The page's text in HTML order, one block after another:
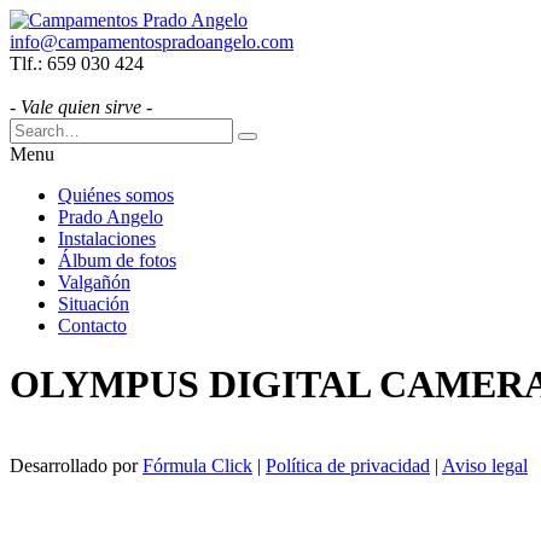
info@campamentospradoangelo.com
Tlf.: 659 030 424
- Vale quien sirve -
Menu
Quiénes somos
Prado Angelo
Instalaciones
Álbum de fotos
Valgañón
Situación
Contacto
OLYMPUS DIGITAL
Desarrollado porFórmula Click | Política de privacidad | Aviso legal